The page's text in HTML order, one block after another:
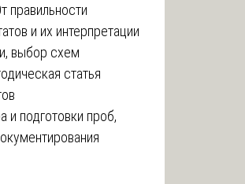
правильности
и их интерпретации
выбор схем
статья
и подготовки проб,